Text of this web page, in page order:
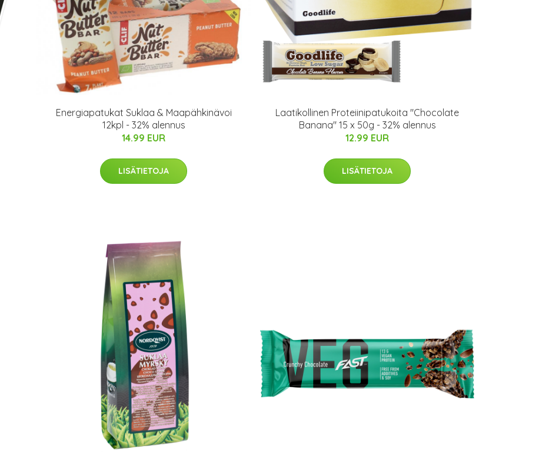
Energiapatukat Suklaa & Maapähkinävoi
12kpl - 32% alennus
14.99 EUR
LISÄTIETOJA
Laatikollinen Proteiinipatukoita "Chocolate
Banana" 15 x 50g - 32% alennus
12.99 EUR
LISÄTIETOJA